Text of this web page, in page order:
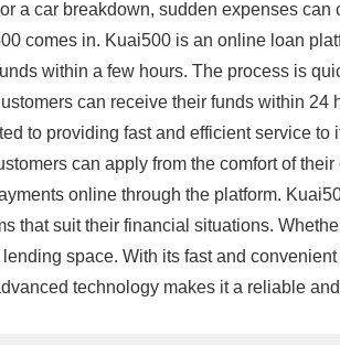
a car breakdown, sudden expenses can
comes in. Kuai500 is an online loan
within a few hours. The process is
can receive their funds within 24
to providing fast and efficient service to
can apply from the comfort of their
online through the platform.
that suit their financial situations.
space. With its fast and convenient
technology makes it a reliable